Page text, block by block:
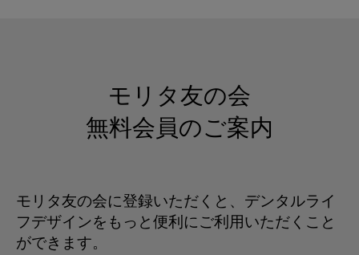
モリタ友の会
無料会員のご案内
モリタ友の会に登録いただくと、デンタルライ
フデザインをもっと便利にご利用いただくこと
ができます。